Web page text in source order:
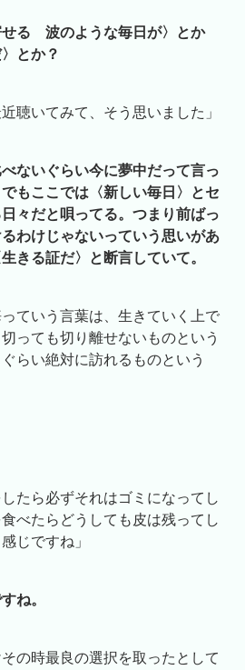
せる 波のような毎日が〉とか
とか？
聴いてみて、そう思いました」
ないぐらい今に夢中だって言っ
もここでは〈新しい毎日〉とセ
々だと唄ってる。つまり前ばっ
わけじゃないっていう思いがあ
きる証だ〉と断言していて。
っていう言葉は、生きていく上で
っても切り離せないものという
らい絶対に訪れるものという
したら必ずそれはゴミになってし
べたらどうしても皮は残ってし
じですね」
ね。
その時最良の選択を取ったとして